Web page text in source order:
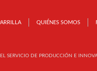
QUIÉNES SOMOS
EL SERVICIO DE PRODUCCIÓN E